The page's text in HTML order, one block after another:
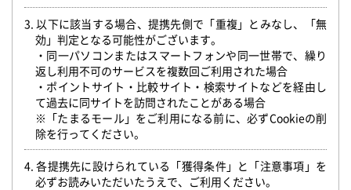
3. 以下に該当する場合、提携先側で「重複」とみなし、「無
効」判定となる可能性がございます。
・同一パソコンまたはスマートフォンや同一世帯で、繰り
返し利用不可のサービスを複数回ご利用された場合
・ポイントサイト・比較サイト・検索サイトなどを経由し
て過去に同サイトを訪問されたことがある場合
※「たまるモール」をご利用になる前に、必ずCookieの削
除を行ってください。
4. 各提携先に設けられている「獲得条件」と「注意事項」を
必ずお読みいただいたうえで、ご利用ください。